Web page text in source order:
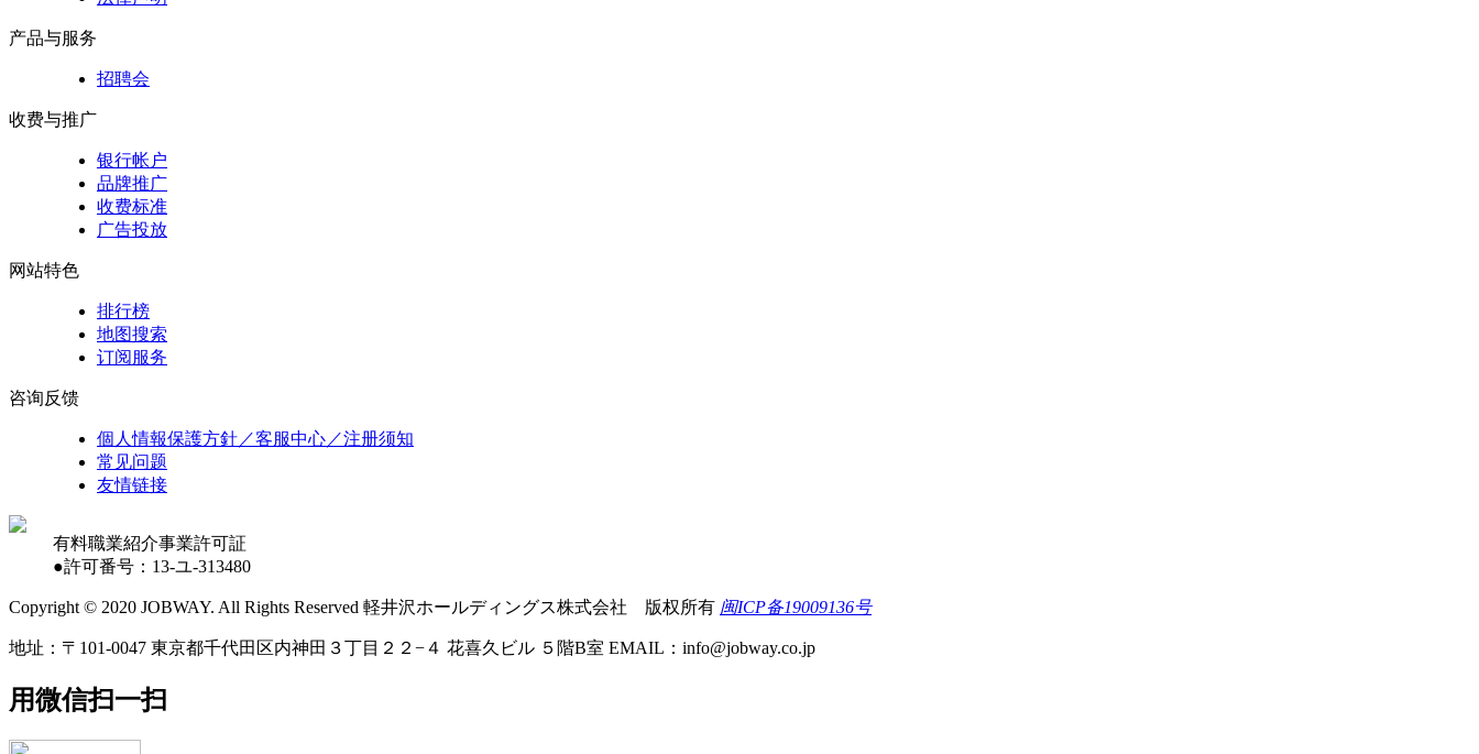
产品与服务
招聘会
收费与推广
银行帐户
品牌推广
收费标准
广告投放
网站特色
排行榜
地图搜索
订阅服务
咨询反馈
個人情報保護方針／客服中心／注册须知
常见问题
友情链接
有料職業紹介事業許可証
●許可番号：13-ユ-313480
Copyright © 2020 JOBWAY. All Rights Reserved 軽井沢ホールディングス株式会社 版权所有 闽ICP备19009136号
地址：〒101-0047 東京都千代田区内神田３丁目２２−４ 花喜久ビル ５階B室 EMAIL： info@jobway.co.jp
用微信扫一扫